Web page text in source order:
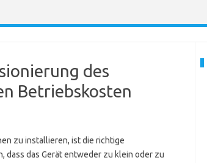
des
Betriebskosten
zu installieren, ist die richtige
dass das Gerät entweder zu klein oder zu